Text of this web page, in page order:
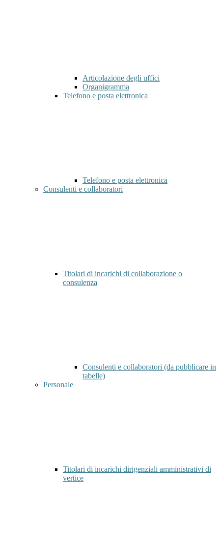
Articolazione degli uffici
Organigramma
Telefono e posta elettronica
Telefono e posta elettronica
Consulenti e collaboratori
Titolari di incarichi di collaborazione o
consulenza
Consulenti e collaboratori (da pubblicare in
tabelle)
Personale
Titolari di incarichi dirigenziali amministrativi di
vertice